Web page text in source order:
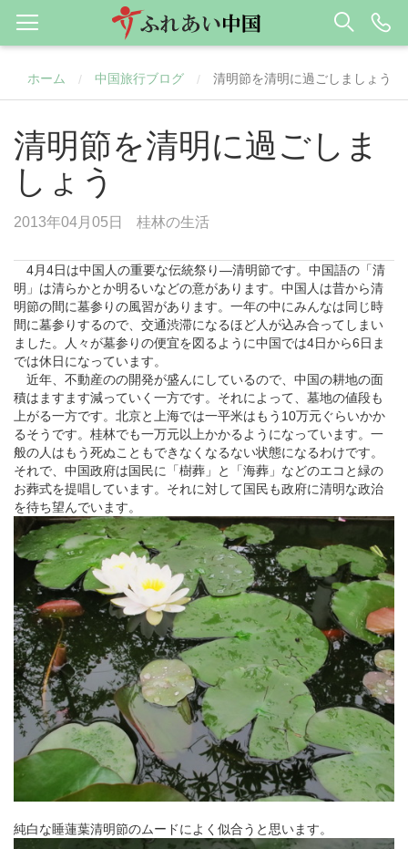
ホーム / 中国旅行ブログ / 清明節を清明に過ごしましょう
清明節を清明に過ごしま
しょう
2013年04月05日 桂林の生活
4月4日は中国人の重要な伝統祭り―清明節です。中国語の「清
明」は清らかとか明るいなどの意があります。中国人は昔から清
明節の間に墓参りの風習があります。一年の中にみんなは同じ時
間に墓参りするので、交通渋滞になるほど人が込み合ってしまい
ました。人々が墓参りの便宜を図るように中国では4日から6日ま
では休日になっています。
近年、不動産のの開発が盛んにしているので、中国の耕地の面
積はますます減っていく一方です。それによって、墓地の値段も
上がる一方です。北京と上海では一平米はもう10万元ぐらいかか
るそうです。桂林でも一万元以上かかるようになっています。一
般の人はもう死ぬこともできなくなるない状態になるわけです。
それで、中国政府は国民に「樹葬」と「海葬」などのエコと緑の
お葬式を提唱しています。それに対して国民も政府に清明な政治
を待ち望んでいます。
純白な睡蓮葉清明節のムードによく似合うと思います。